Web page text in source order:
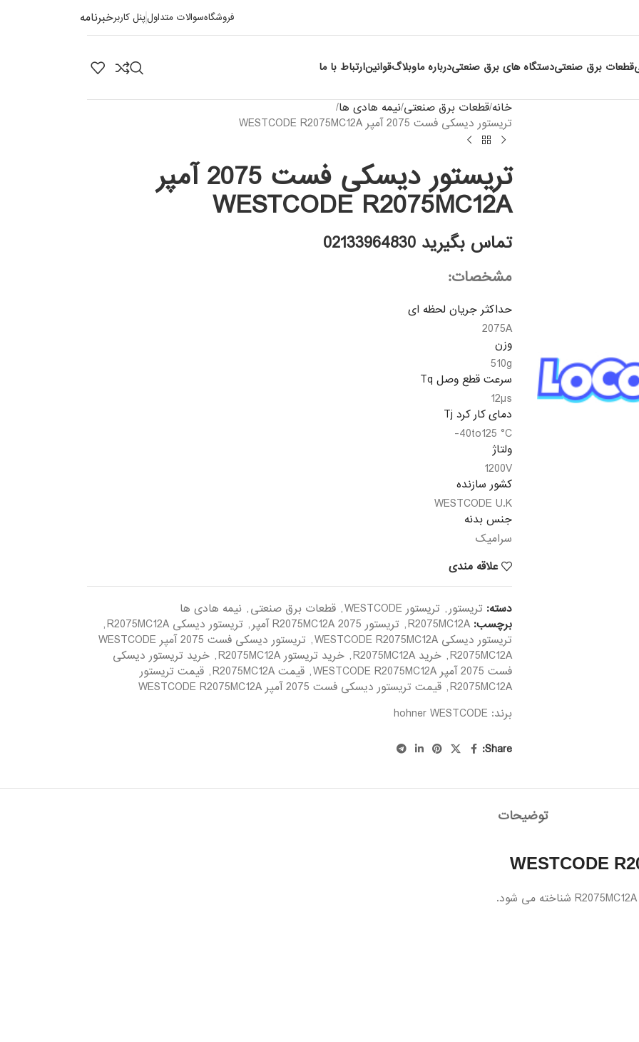
فروشگاهسوالات متداولپنل کاربرخبرنامه
قطعات برق صنعتیدستگاه های برق صنعتیدرباره ماوبلاگقوانینارتباط با ما
خانه قطعات برق صنعتی نیمه هادی ها
تریستور دیسکی فست 2075 آمپر WESTCODE R2075MC12A
تریستور دیسکی فست 2075 آمپر
WESTCODE R2075MC12A
تماس بگیرید 02133964830
مشخصات:
حداکثر جریان لحظه ای
2075A
وزن
510g
سرعت قطع وصل Tq
12µs
دمای کار کرد Tj
40to125 °C-
ولتاژ
1200V
کشور سازنده
WESTCODE U.K
جنس بدنه
سرامیک
علاقه مندی
دسته: تریستور, تریستور WESTCODE , قطعات برق صنعتی, نیمه هادی ها
برچسب: R2075MC12A
, تریستور R2075MC12A 2075 آمپر , تریستور دیسکی R2075MC12A
,
تریستور دیسکی WESTCODE R2075MC12A
,
تریستور دیسکی فست 2075 آمپر WESTCODE
R2075MC12A
, خرید R2075MC12A , خرید تریستور R2075MC12A , خرید تریستور دیسکی
فست 2075 آمپر WESTCODE R2075MC12A
, قیمت R2075MC12A , قیمت تریستور
R2075MC12A
, قیمت تریستور دیسکی فست 2075 آمپر WESTCODE R2075MC12A
برند: hohner WESTCODE
Share:
توضیحات